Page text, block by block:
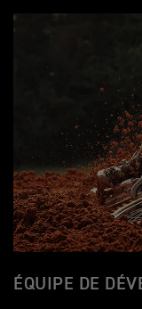
ÉQUIPE DE